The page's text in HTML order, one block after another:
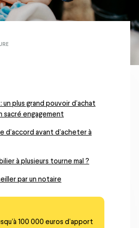
un plus grand pouvoir d’achat
sacré engagement
d’accord avant d’acheter à
à plusieurs tourne mal ?
par un notaire
100 000 euros d’apport